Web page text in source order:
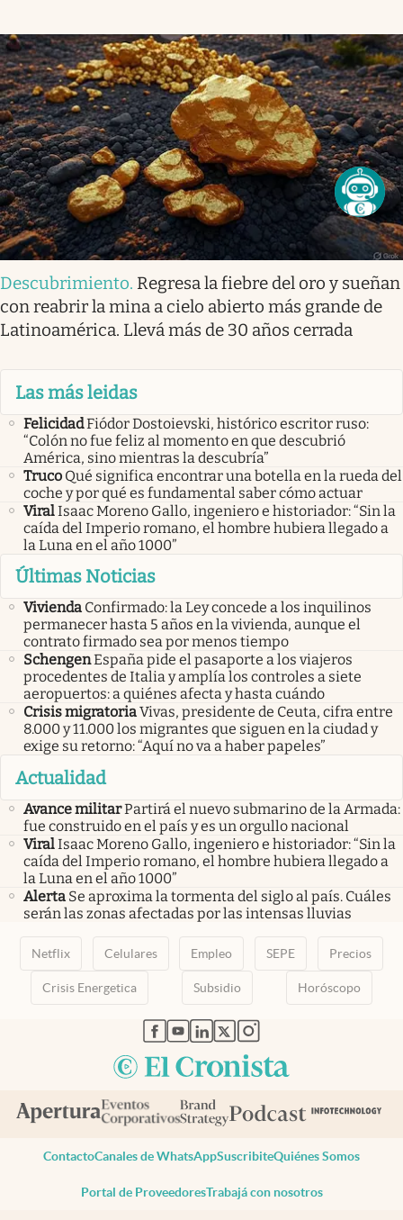
Descubrimiento. Regresa la fiebre del oro y sueñan
con reabrir la mina a cielo abierto más grande de
Latinoamérica. Llevá más de 30 años cerrada
Las más leidas
FelicidadFiódor Dostoievski, histórico escritor ruso:
“Colón no fue feliz al momento en que descubrió
América, sino mientras la descubría”
Truco Qué significa encontrar una botella en la rueda del
coche y por qué es fundamental saber cómo actuar
ViralIsaac Moreno Gallo, ingeniero e historiador: “Sin la
caída del Imperio romano, el hombre hubiera llegado a
la Luna en el año 1000”
Últimas Noticias
Vivienda Confirmado: la Ley concede a los inquilinos
permanecer hasta 5 años en la vivienda, aunque el
contrato firmado sea por menos tiempo
SchengenEspaña pide el pasaporte a los viajeros
procedentes de Italia y amplía los controles a siete
aeropuertos: a quiénes afecta y hasta cuándo
Crisis migratoriaVivas, presidente de Ceuta, cifra entre
8.000 y 11.000 los migrantes que siguen en la ciudad y
exige su retorno: “Aquí no va a haber papeles”
Actualidad
Avance militarPartirá el nuevo submarino de la Armada:
fue construido en el país y es un orgullo nacional
ViralIsaac Moreno Gallo, ingeniero e historiador: “Sin la
caída del Imperio romano, el hombre hubiera llegado a
la Luna en el año 1000”
Alerta Se aproxima la tormenta del siglo al país. Cuáles
serán las zonas afectadas por las intensas lluvias
Netflix Celulares Empleo SEPE Precios
Crisis Energetica Subsidio Horóscopo
abre en nueva pestaña
abre en nueva pestaña
abre en nueva pestaña
abre en nueva pestaña
abre en nueva pestaña
ContactoCanales de WhatsAppSuscribiteQuiénes Somos
Portal de ProveedoresTrabajá con nosotros